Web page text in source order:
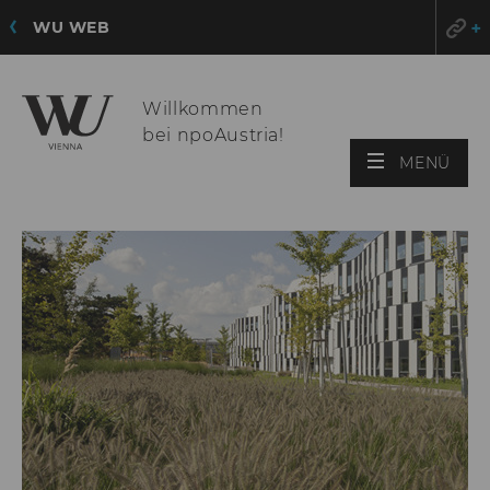
WU WEB
Willkommen
bei npoAustria!
MENÜ